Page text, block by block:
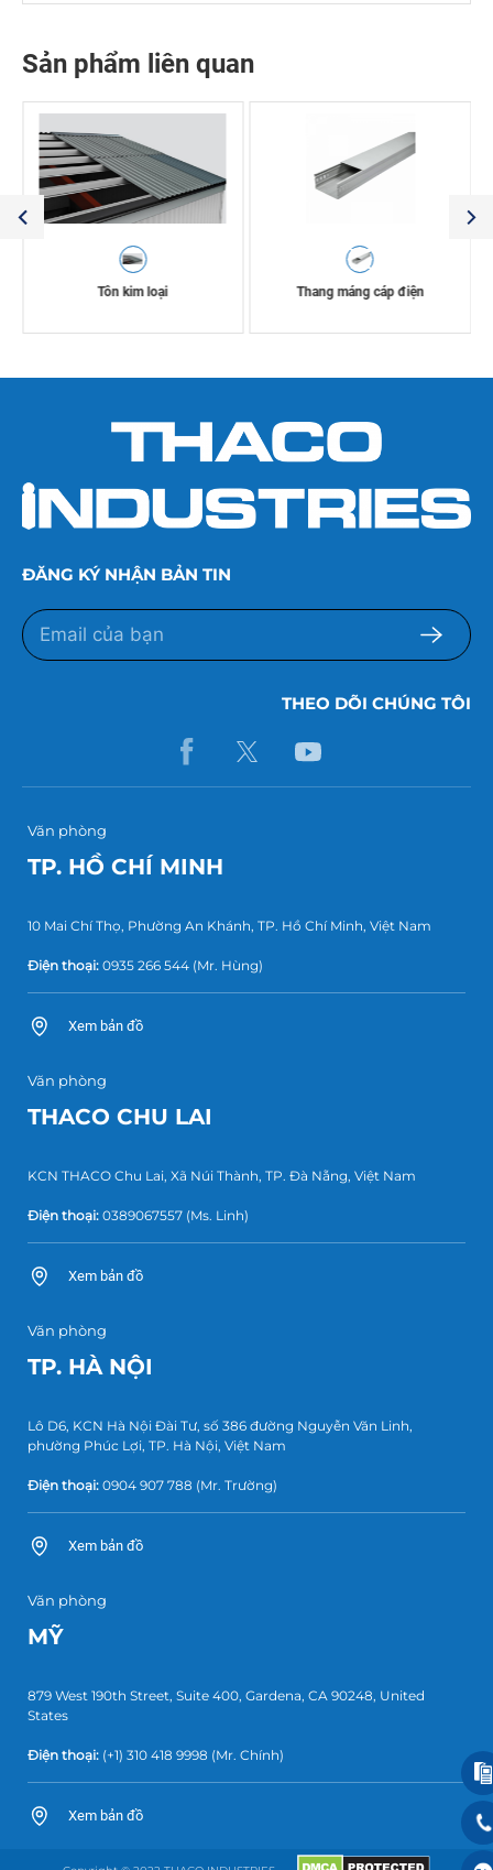
Sản phẩm liên quan
Tôn kim loại Thang máng cáp điện
ĐĂNG KÝ NHẬN BẢN TIN
THEO DÕI CHÚNG TÔI
Văn phòng
TP. HỒ CHÍ MINH
10 Mai Chí Thọ, Phường An Khánh, TP. Hồ Chí Minh, Việt Nam
Điện thoại: 0935 266 544 (Mr. Hùng)
Xem bản đồ
Văn phòng
THACO CHU LAI
KCN THACO Chu Lai, Xã Núi Thành, TP. Đà Nẵng, Việt Nam
Điện thoại: 0389067557 (Ms. Linh)
Xem bản đồ
Văn phòng
TP. HÀ NỘI
Lô D6, KCN Hà Nội Đài Tư, số 386 đường Nguyễn Văn Linh,
phường Phúc Lợi, TP. Hà Nội, Việt Nam
Điện thoại: 0904 907 788 (Mr. Trường)
Xem bản đồ
Văn phòng
MỸ
879 West 190th Street, Suite 400, Gardena, CA 90248, United
States
Điện thoại: (+1) 310 418 9998 (Mr. Chính)
Xem bản đồ